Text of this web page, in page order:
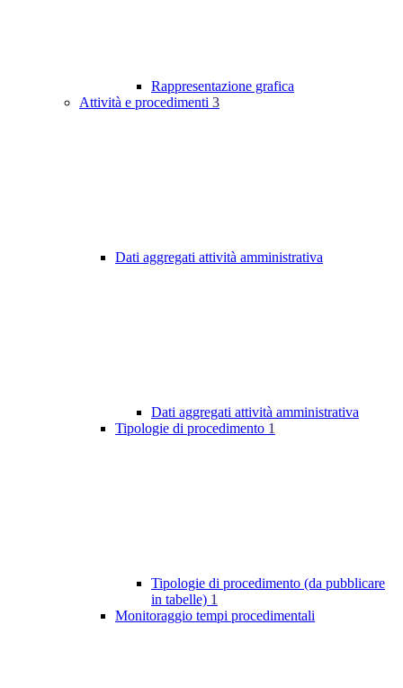
Rappresentazione grafica
Attività e procedimenti 3
Dati aggregati attività amministrativa
Dati aggregati attività amministrativa
Tipologie di procedimento 1
Tipologie di procedimento (da pubblicare
in tabelle) 1
Monitoraggio tempi procedimentali